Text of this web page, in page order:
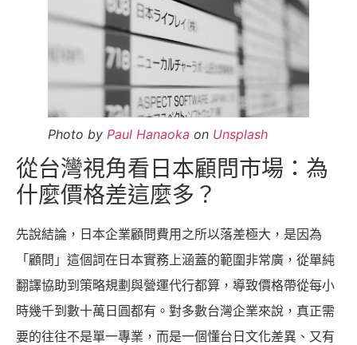
Photo by Paul Hanaoka on Unsplash
從台灣視角看日本顧問市場：為
什麼價格差這麼多？
先說結論，日本企業顧問費用之所以落差極大，是因為
「顧問」這個詞在日本實務上涵蓋的範圍非常廣，從單純
翻譯協助到策略規劃與營運代行都算，導致價格帶從每小
時幾千到數十萬日圓都有。對多數台灣企業來說，真正需
要的往往不是單一專業，而是一個懂台日文化差異、又有